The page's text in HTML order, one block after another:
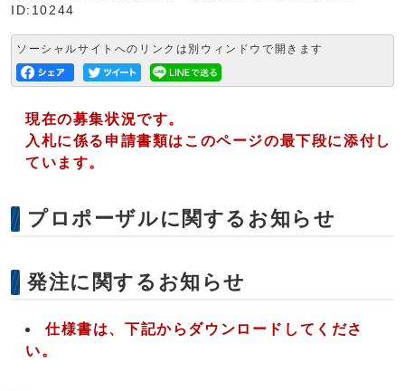
ID:10244
ソーシャルサイトへのリンクは別ウィンドウで開きます
現在の募集状況です。
入札に係る申請書類はこのページの最下段に添付し
ています。
プロポーザルに関するお知らせ
発注に関するお知らせ
仕様書は、下記からダウンロードしてくださ
い。